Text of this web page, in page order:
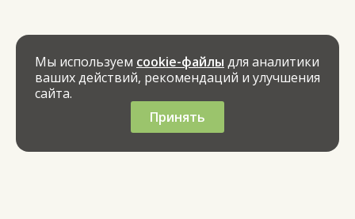
Мы используем cookie-файлы для аналитики
ваших действий, рекомендаций и улучшения
сайта.
Принять